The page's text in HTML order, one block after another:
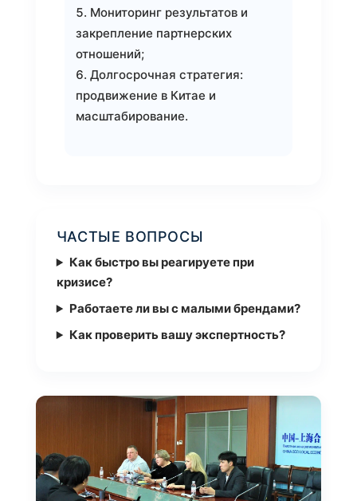
Мониторинг результатов и
закрепление партнерских
отношений;
Долгосрочная стратегия:
продвижение в Китае и
масштабирование.
ЧАСТЫЕ ВОПРОСЫ
Как быстро вы реагируете при
кризисе?
Работаете ли вы с малыми брендами?
Как проверить вашу экспертность?